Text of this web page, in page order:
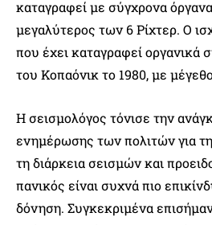
καταγραφεί με σύγχρονα
μεγαλύτερος των 6 Ρίχτερ. Ο
που έχει καταγραφεί οργανικά
του Κοπαόνικ το 1980, με
Η σεισμολόγος τόνισε την
ενημέρωσης των πολιτών για
τη διάρκεια σεισμών και
πανικός είναι συχνά πιο
δόνηση. Συγκεκριμένα